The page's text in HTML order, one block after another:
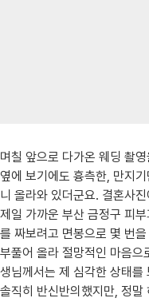
며칠 앞으로 다가온 웨딩 촬
옆에 보기에도 흉측한, 만지
니 올라와 있더군요. 결혼사
제일 가까운 부산 금정구 피
를 짜보려고 면봉으로 몇 번
부풀어 올라 절망적인 마음으
생님께서는 제 심각한 상태를
솔직히 반신반의했지만, 정